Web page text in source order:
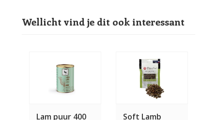
Wellicht vind je dit ook interessant
Lam puur 400 Soft Lamb